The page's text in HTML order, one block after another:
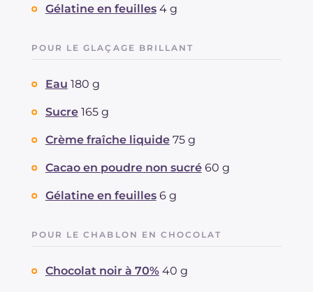
Gélatine en feuilles 4 g
POUR LE GLAÇAGE BRILLANT
Eau 180 g
Sucre 165 g
Crème fraîche liquide 75 g
Cacao en poudre non sucré 60 g
Gélatine en feuilles 6 g
POUR LE CHABLON EN CHOCOLAT
Chocolat noir à 70% 40 g